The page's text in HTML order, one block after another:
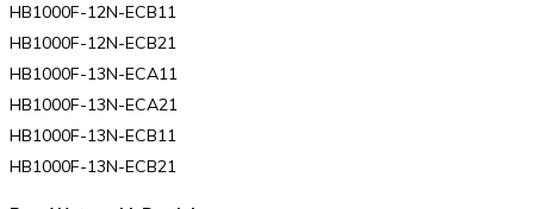
HB1000F-12N-ECB11
HB1000F-12N-ECB21
HB1000F-13N-ECA11
HB1000F-13N-ECA21
HB1000F-13N-ECB11
HB1000F-13N-ECB21